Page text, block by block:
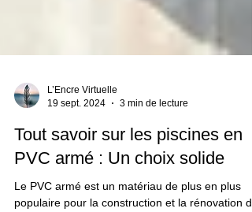
19 sept. 2024
3 min de lecture
Tout savoir sur les piscines en
PVC armé : Un choix solide